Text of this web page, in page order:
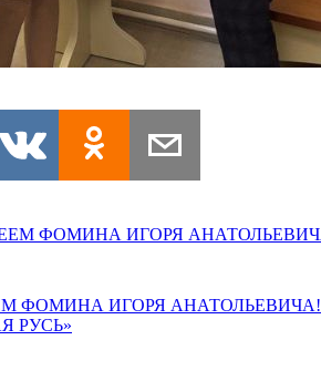
ФОМИНА ИГОРЯ АНАТОЛЬЕВИЧА!